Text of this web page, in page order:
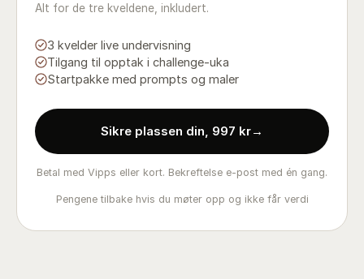
Alt for de tre kveldene, inkludert.
3 kvelder live undervisning
Tilgang til opptak i challenge-uka
Startpakke med prompts og maler
Sikre plassen din, 997 kr→
Betal med Vipps eller kort. Bekreftelse e-post med én gang.
Pengene tilbake hvis du møter opp og ikke får verdi